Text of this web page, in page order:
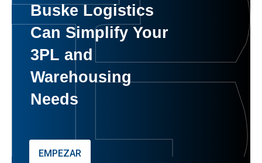
Buske Logistics
Can Simplify Your
3PL and
Warehousing
Needs
EMPEZAR